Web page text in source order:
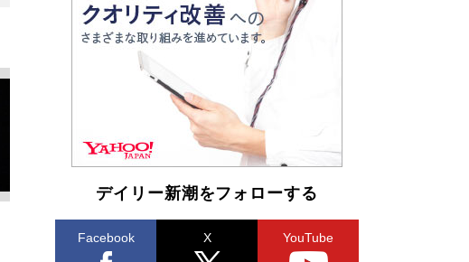
デイリー新潮をフォローする
Facebook X YouTube